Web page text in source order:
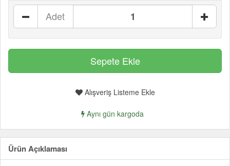
Adet
Alışveriş Listeme Ekle
Aynı gün kargoda
Ürün Açıklaması